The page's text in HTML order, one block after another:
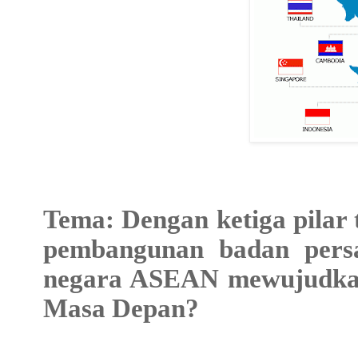
Tema: Dengan ketiga pilar
pembangunan badan
negara ASEAN
Masa Depan?